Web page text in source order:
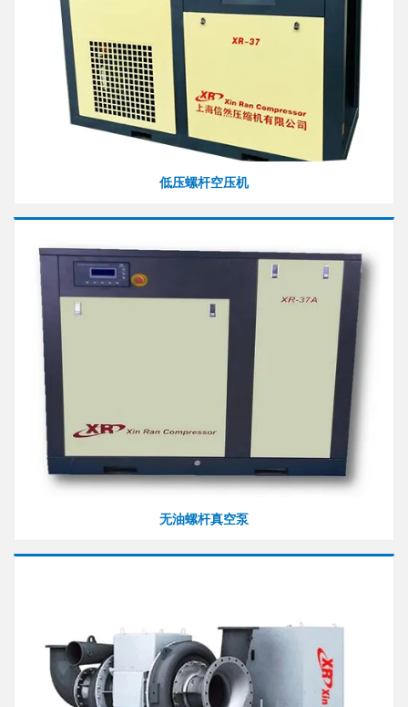
低压螺杆空压机
无油螺杆真空泵